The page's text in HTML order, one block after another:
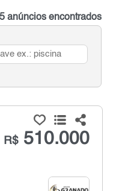
anúncios encontrados
R$510.000